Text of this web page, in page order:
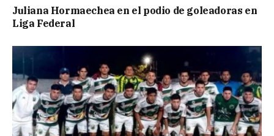
Juliana Hormaechea en el podio de goleadoras en
Liga Federal